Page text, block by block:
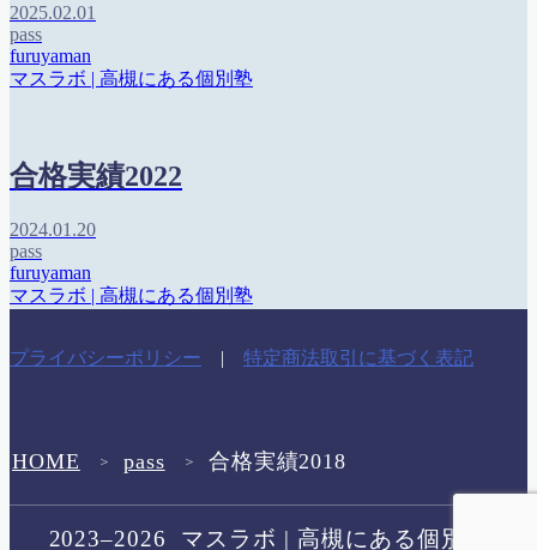
2025.02.01
pass
furuyaman
マスラボ | 高槻にある個別塾
合格実績2022
2024.01.20
pass
furuyaman
マスラボ | 高槻にある個別塾
プライバシーポリシー | 特定商法取引に基づく表記
HOME ＞ pass ＞ 合格実績2018
2023–2026 マスラボ | 高槻にある個別塾